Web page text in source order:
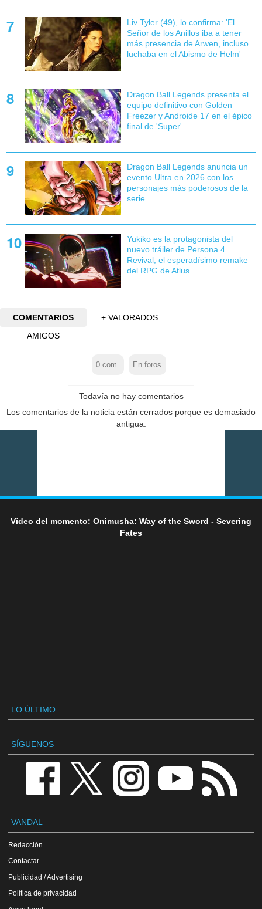
Liv Tyler (49), lo confirma: 'El
Señor de los Anillos iba a tener
más presencia de Arwen, incluso
luchaba en el Abismo de Helm'
Dragon Ball Legends presenta el
equipo definitivo con Golden
Freezer y Androide 17 en el épico
final de 'Super'
Dragon Ball Legends anuncia un
evento Ultra en 2026 con los
personajes más poderosos de la
serie
Yukiko es la protagonista del
nuevo tráiler de Persona 4
Revival, el esperadísimo remake
del RPG de Atlus
COMENTARIOS
+ VALORADOS
AMIGOS
0 com. En foros
Todavía no hay comentarios
Los comentarios de la noticia están cerrados porque es demasiado
antigua.
Vídeo del momento: Onimusha: Way of the Sword - Severing
Fates
LO ÚLTIMO
SÍGUENOS
VANDAL
Redacción
Contactar
Publicidad / Advertising
Política de privacidad